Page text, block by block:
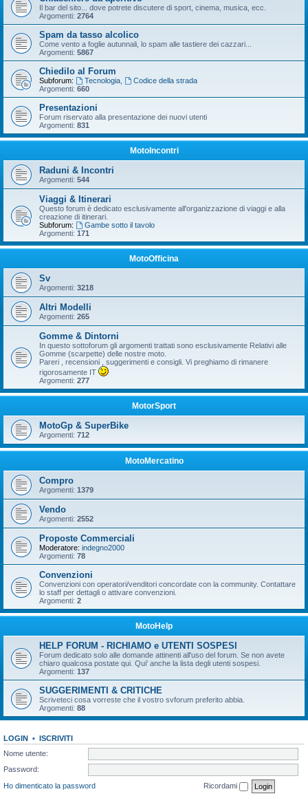
Il bar del sito... dove potrete discutere di sport, cinema, musica, ecc.
Argomenti: 2764
Spam da tasso alcolico
Come vento a foglie autunnali, lo spam alle tastiere dei cazzari...
Argomenti: 5867
Chiedilo al Forum
Subforum: Tecnologia,
Codice della strada
Argomenti: 660
Presentazioni
Forum riservato alla presentazione dei nuovi utenti
Argomenti: 831
MotoIncontri
Raduni & Incontri
Argomenti: 544
Viaggi & Itinerari
Questo forum è dedicato esclusivamente all'organizzazione di viaggi e alla
creazione di itinerari.
Subforum:
Gambe sotto il tavolo
Argomenti: 171
MotoOfficina
Sv
Argomenti: 3218
Altri Modelli
Argomenti: 265
Gomme & Dintorni
In questo sottoforum gli argomenti trattati sono esclusivamente Relativi alle
Gomme (scarpette) delle nostre moto.
Pareri , recensioni , suggerimenti e consigli. Vi preghiamo di rimanere
rigorosamente IT
Argomenti: 277
MotorSport
MotoGp & SuperBike
Argomenti: 712
MotoMercatino
Compro
Argomenti: 1379
Vendo
Argomenti: 2552
Proposte Commerciali
Moderatore: indegno2000
Argomenti: 78
Convenzioni
Convenzioni con operatori/venditori concordate con la community. Contattare
lo staff per dettagli o attivare convenzioni.
Argomenti: 2
MotoHelp
HELP FORUM - RICHIAMO e UTENTI SOSPESI
Forum dedicato solo alle domande attinenti all'uso del forum. Se non avete
chiaro qualcosa postate qui. Qui' anche la lista degli utenti sospesi.
Argomenti: 137
SUGGERIMENTI & CRITICHE
Scriveteci cosa vorreste che il vostro svforum preferito abbia.
Argomenti: 88
LOGIN • ISCRIVITI
Nome utente:
Password:
Ho dimenticato la password
Ricordami